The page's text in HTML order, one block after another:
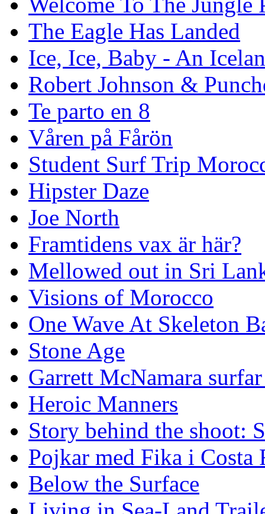
The Eagle Has Landed
Ice, Ice, Baby - An
Robert Johnson &
Te parto en 8
Våren på Fårön
Student Surf Trip
Hipster Daze
Joe North
Framtidens vax är här?
Mellowed out in Sri
Visions of Morocco
One Wave At Skeleton
Stone Age
Garrett McNamara
Heroic Manners
Story behind the shoot:
Pojkar med Fika i Costa
Below the Surface